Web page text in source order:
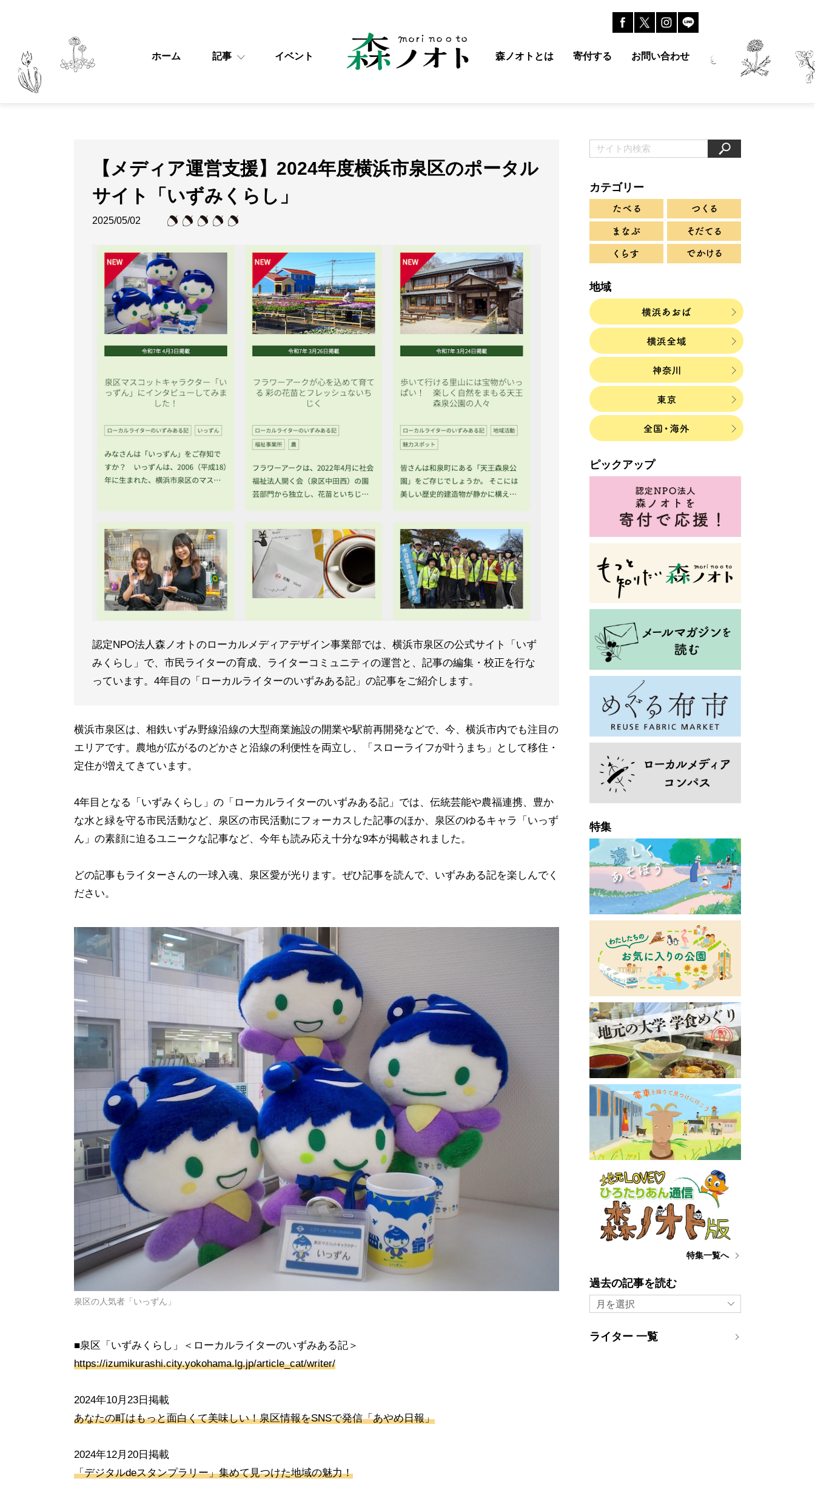
ホーム 記事 イベント 森ノオトとは 寄付する お問い合わせ
【メディア運営支援】2024年度横浜市泉区のポータル
サイト「いずみくらし」
2025/05/02
認定NPO法人森ノオトのローカルメディアデザイン事業部では、横浜市泉区の公式サイト「いず
みくらし」で、市民ライターの育成、ライターコミュニティの運営と、記事の編集・校正を行な
っています。4年目の「ローカルライターのいずみある記」の記事をご紹介します。
横浜市泉区は、相鉄いずみ野線沿線の大型商業施設の開業や駅前再開発などで、今、横浜市内でも注目の
エリアです。農地が広がるのどかさと沿線の利便性を両立し、「スローライフが叶うまち」として移住・
定住が増えてきています。
4年目となる「いずみくらし」の「ローカルライターのいずみある記」では、伝統芸能や農福連携、豊か
な水と緑を守る市民活動など、泉区の市民活動にフォーカスした記事のほか、泉区のゆるキャラ「いっず
ん」の素顔に迫るユニークな記事など、今年も読み応え十分な9本が掲載されました。
どの記事もライターさんの一球入魂、泉区愛が光ります。ぜひ記事を読んで、いずみある記を楽しんでく
ださい。
泉区の人気者「いっずん」
■泉区「いずみくらし」＜ローカルライターのいずみある記＞
https://izumikurashi.city.yokohama.lg.jp/article_cat/writer/
2024年10月23日掲載
あなたの町はもっと面白くて美味しい！泉区情報をSNSで発信「あやめ日報」
2024年12月20日掲載
「デジタルdeスタンプラリー」集めて見つけた地域の魅力！
カテゴリー
地域
ピックアップ
特集
特集一覧へ
過去の記事を読む
月を選択
ライター 一覧